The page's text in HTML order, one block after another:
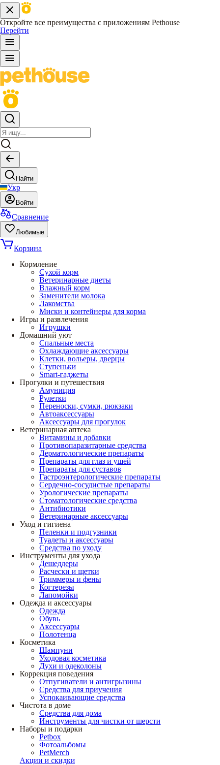
Откройте все преимущества с приложениям Pethouse
Перейти
Найти
Укр
Войти
Сравнение
Любимые
Корзина
Кормление
Сухой корм
Ветеринарные диеты
Влажный корм
Заменители молока
Лакомства
Миски и контейнеры для корма
Игры и развлечения
Игрушки
Домашний уют
Спальные места
Охлаждающие аксессуары
Клетки, вольеры, дверцы
Ступеньки
Smart-гаджеты
Прогулки и путешествия
Амуниция
Рулетки
Переноски, сумки, рюкзаки
Автоаксессуары
Аксессуары для прогулок
Ветеринарная аптека
Витамины и добавки
Противопаразитарные средства
Дерматологические препараты
Препараты для глаз и ушей
Препараты для суставов
Гастроэнтерологические препараты
Сердечно-сосудистые препараты
Урологические препараты
Стоматологические средства
Антибиотики
Ветеринарные аксессуары
Уход и гигиена
Пеленки и подгузники
Туалеты и аксессуары
Средства по уходу
Инструменты для ухода
Дешеддеры
Расчески и щетки
Триммеры и фены
Когтерезы
Лапомойки
Одежда и аксессуары
Одежда
Обувь
Аксессуары
Полотенца
Косметика
Шампуни
Уходовая косметика
Духи и одеколоны
Коррекция поведения
Отпугиватели и антигрызины
Средства для приучения
Успокаивающие средства
Чистота в доме
Средства для дома
Инструменты для чистки от шерсти
Наборы и подарки
Petbox
Фотоальбомы
PetMerch
Акции и скидки